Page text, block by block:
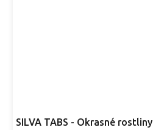
SILVA TABS - Okrasné rostliny